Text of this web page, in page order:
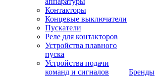
Контакторы
Концевые выключатели
Пускатели
Реле для контакторов
Устройства плавного
пуска
Устройства подачи
команд и сигналов
Бренды